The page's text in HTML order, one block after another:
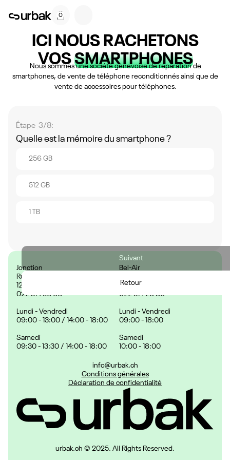
0
ICI NOUS RACHETONS
VOSSMARTPHONES
Nous sommes une société genevoise de réparation de
smartphones, de vente de téléphone reconditionnés ainsi que de
vente de accessoires pour téléphones.
Étape 3/8:
Quelle est la mémoire du smartphone ?
256 GB
512 GB
1 TB
Retour
Suivant
Jonction
Rue des Deux-Ponts 29,
1205 Genève, Suisse
022 314 56 06
Lundi - Vendredi
09:00 - 13:00 / 14:00 - 18:00
Samedi
09:30 - 13:30 / 14:00 - 18:00
Bel-Air
1204 Genève, Suisse
022 314 28 80
Lundi - Vendredi
09:00 - 18:00
Samedi
10:00 - 18:00
info@urbak.ch
Conditions générales
Déclaration de confidentialité
urbak.ch © 2025. All Rights Reserved.